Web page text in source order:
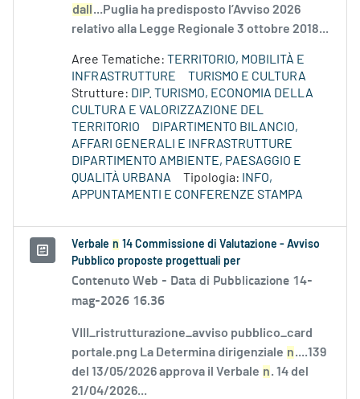
dall
...Puglia ha predisposto l’Avviso 2026
relativo alla Legge Regionale 3 ottobre 2018...
Aree Tematiche: TERRITORIO, MOBILITÀ E
INFRASTRUTTURE
TURISMO E CULTURA
Strutture: DIP. TURISMO, ECONOMIA DELLA
CULTURA E VALORIZZAZIONE DEL
TERRITORIO
DIPARTIMENTO BILANCIO,
AFFARI GENERALI E INFRASTRUTTURE
DIPARTIMENTO AMBIENTE, PAESAGGIO E
QUALITÀ URBANA
Tipologia:
INFO,
APPUNTAMENTI E CONFERENZE STAMPA
Verbale n 14 Commissione di Valutazione - Avviso
Pubblico proposte progettuali per
Contenuto Web - Data di Pubblicazione 14-
mag-2026 16.36
VIII_ristrutturazione_avviso pubblico_card
portale.png La Determina dirigenziale n....139
del 13/05/2026 approva il Verbale n. 14 del
21/04/2026...